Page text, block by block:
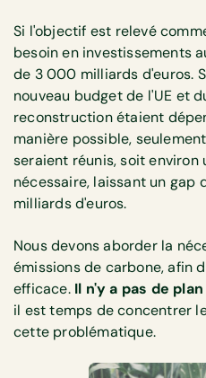
Si l'objectif est relevé
besoin en investissements
de 3 000 milliards d'euros.
nouveau budget de l'UE et
reconstruction étaient
manière possible,
seraient réunis, soit environ
nécessaire, laissant un gap
milliards d'euros.
Nous devons aborder la
émissions de carbone, afin
efficace. Il n'y a pas de
il est temps de concentrer
cette problématique.